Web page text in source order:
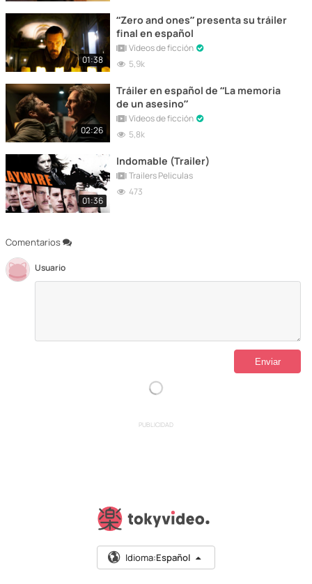
Comentarios
Usuario
01:38
“Zero and ones” presenta su tráiler
final en español
Vídeos de ficción
5,9k
02:26
Tráiler en español de “La memoria
de un asesino”
Vídeos de ficción
5,8k
01:36
Indomable (Trailer)
Trailers Peliculas
473
PUBLICIDAD
Idioma:Español